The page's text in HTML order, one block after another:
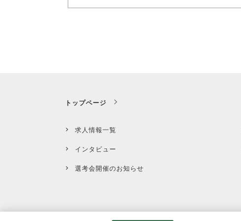
トップページ
求人情報一覧
インタビュー
選考会開催のお知らせ